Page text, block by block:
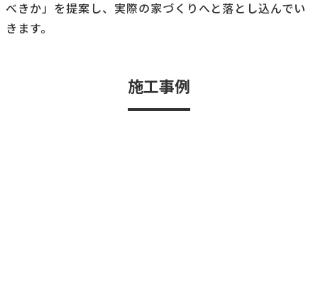
べきか」を提案し、実際の家づくりへと落とし込んでい
きます。
施工事例